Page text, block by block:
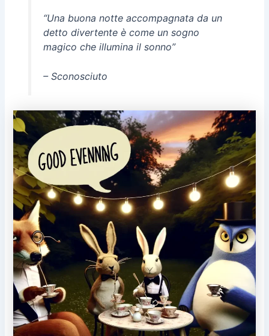
“Una buona notte accompagnata da un
detto divertente è come un sogno
magico che illumina il sonno”
– Sconosciuto